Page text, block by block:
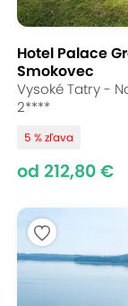
Hotel Palace
Smokovec
Vysoké Tatry -
2****
5 % zľava
od 212,80 €